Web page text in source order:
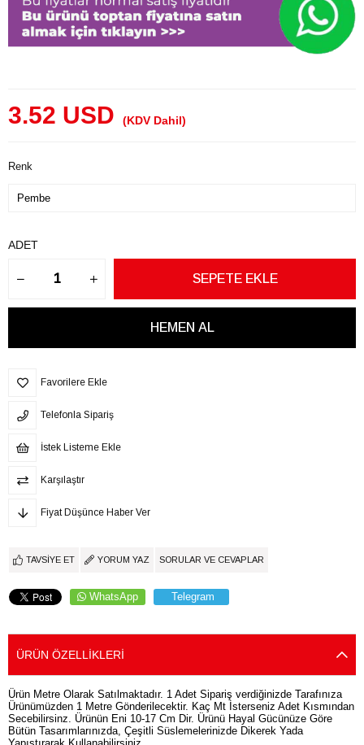
3.52 USD (KDV Dahil)
Renk
ADET
Favorilere Ekle
Telefonla Sipariş
İstek Listeme Ekle
Karşılaştır
Fiyat Düşünce Haber Ver
TAVSIYE ET YORUM YAZ SORULAR VE CEVAPLAR
WhatsApp Telegram
ÜRÜN ÖZELLIKLERI
Ürün Metre Olarak Satılmaktadır. 1 Adet Sipariş verdiğinizde Tarafınıza
Ürünümüzden 1 Metre Gönderilecektir. Kaç Mt İsterseniz Adet Kısmından
Secebilirsinz. Ürünün Eni 10-17 Cm Dir. Ürünü Hayal Gücünüze Göre
Bütün Tasarımlarınızda, Çeşitli Süslemelerinizde Dikerek Yada